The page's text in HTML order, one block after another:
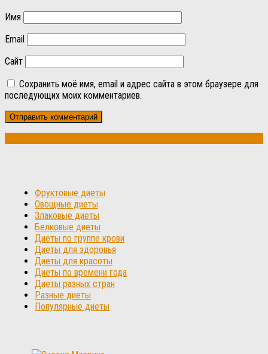
Имя
Email
Сайт
Сохранить моё имя, email и адрес сайта в этом браузере для
последующих моих комментариев.
Фруктовые диеты
Овощные диеты
Злаковые диеты
Белковые диеты
Диеты по группе крови
Диеты для здоровья
Диеты для красоты
Диеты по времени года
Диеты разных стран
Разные диеты
Популярные диеты